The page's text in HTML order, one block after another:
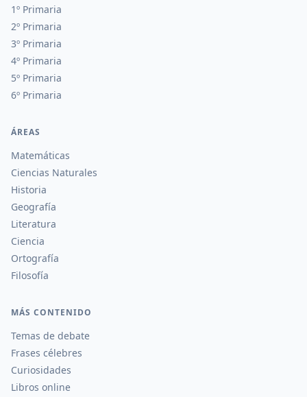
1º Primaria
2º Primaria
3º Primaria
4º Primaria
5º Primaria
6º Primaria
ÁREAS
Matemáticas
Ciencias Naturales
Historia
Geografía
Literatura
Ciencia
Ortografía
Filosofía
MÁS CONTENIDO
Temas de debate
Frases célebres
Curiosidades
Libros online